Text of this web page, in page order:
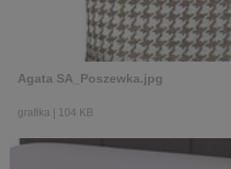
Agata SA_Poszewka.jpg
grafika | 104 KB